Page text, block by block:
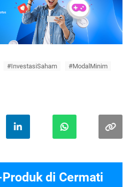
#InvestasiSaham #ModalMinim
di Cermati